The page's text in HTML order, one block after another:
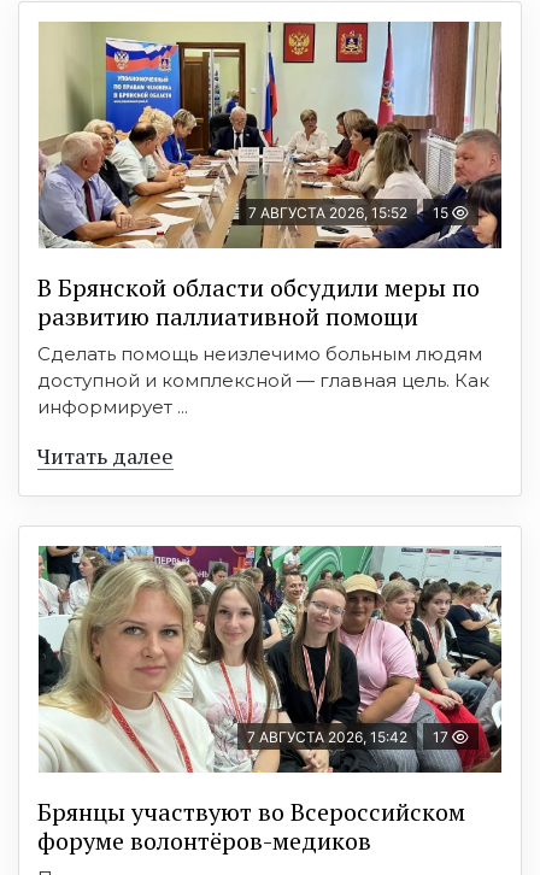
7 АВГУСТА 2026, 15:52 15
В Брянской области обсудили меры по
развитию паллиативной помощи
Сделать помощь неизлечимо больным людям
доступной и комплексной — главная цель. Как
информирует ...
Читать далее
7 АВГУСТА 2026, 15:42 17
Брянцы участвуют во Всероссийском
форуме волонтёров-медиков